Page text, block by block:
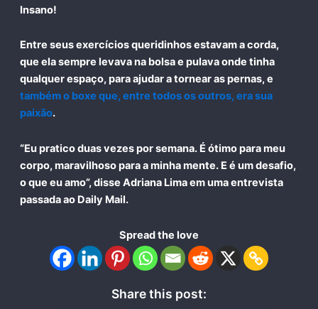
Insano!
Entre seus exercícios queridinhos estavam a corda,
que ela sempre levava na bolsa e pulava onde tinha
qualquer espaço, para ajudar a tornear as pernas, e
também o boxe que, entre todos os outros, era sua
paixão.
“Eu pratico duas vezes por semana. É ótimo para meu
corpo, maravilhoso para a minha mente. E é um desafio,
o que eu amo”, disse Adriana Lima em uma entrevista
passada ao Daily Mail.
Spread the love
Share this post: